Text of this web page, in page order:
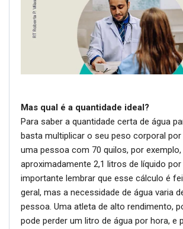
Mas qual é a quantidade ideal?
Para saber a quantidade certa de água
basta multiplicar o seu peso corporal por
uma pessoa com 70 quilos, por
aproximadamente 2,1 litros de líquido por
importante lembrar que esse cálculo é
geral, mas a necessidade de água varia
pessoa. Uma atleta de alto rendimento,
pode perder um litro de água por hora, e